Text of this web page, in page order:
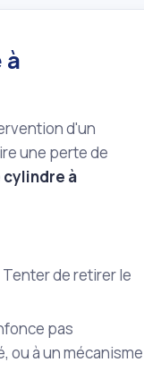
à
d'un
une perte de
cylindre à
de retirer le
pas
ou à un mécanisme